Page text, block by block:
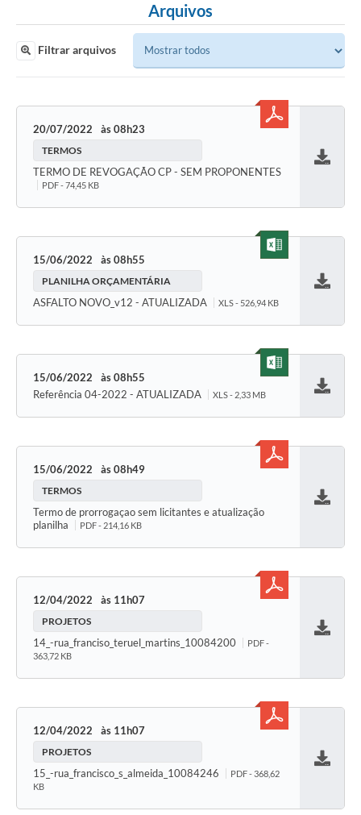
Arquivos
Filtrar arquivos
20/07/2022 08h23
TERMOS
TERMO DE REVOGAÇÃO CP - SEM PROPONENTES
PDF - 74,45 KB
15/06/2022 08h55
PLANILHA ORÇAMENTÁRIA
ASFALTO NOVO_v12 - ATUALIZADA XLS - 526,94 KB
15/06/2022
08h55
Referência 04-2022 - ATUALIZADA
XLS - 2,33 MB
15/06/2022 08h49
TERMOS
Termo de prorrogaçao sem licitantes e atualização
planilha
PDF - 214,16 KB
12/04/2022 11h07
PROJETOS
14_-rua_franciso_teruel_martins_10084200
PDF -
363,72 KB
12/04/2022 11h07
PROJETOS
15_-rua_francisco_s_almeida_10084246
PDF - 368,62
KB